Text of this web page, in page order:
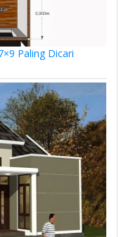
Paling Dicari